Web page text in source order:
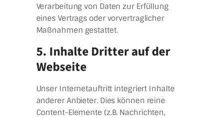
Verarbeitung von Daten zur Erfüllung
eines Vertrags oder vorvertraglicher
Maßnahmen gestattet.
5. Inhalte Dritter auf der
Webseite
Unser Internetauftritt integriert Inhalte
anderer Anbieter. Dies können reine
Content-Elemente (z.B. Nachrichten,